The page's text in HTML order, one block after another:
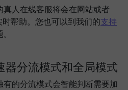
真人在线客服将会在网站或者
帮助。您也可以到我们的支持
器分流模式和全局模式
有的分流模式会智能判断需要加